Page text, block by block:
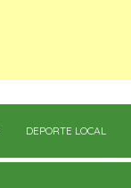
DEPORTE LOCAL